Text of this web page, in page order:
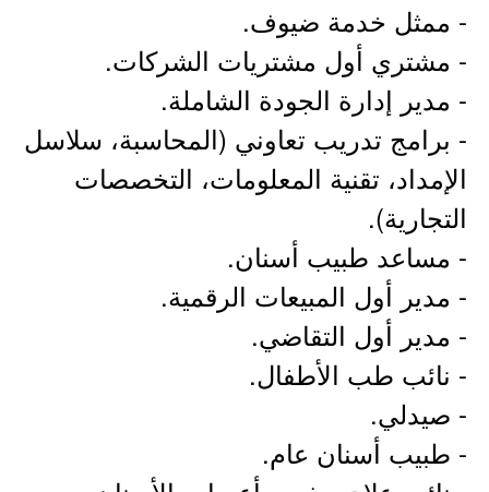
- ممثل خدمة ضيوف.
- مشتري أول مشتريات الشركات.
- مدير إدارة الجودة الشاملة.
- برامج تدريب تعاوني (المحاسبة، سلاسل
الإمداد، تقنية المعلومات، التخصصات
التجارية).
- مساعد طبيب أسنان.
- مدير أول المبيعات الرقمية.
- مدير أول التقاضي.
- نائب طب الأطفال.
- صيدلي.
- طبيب أسنان عام.